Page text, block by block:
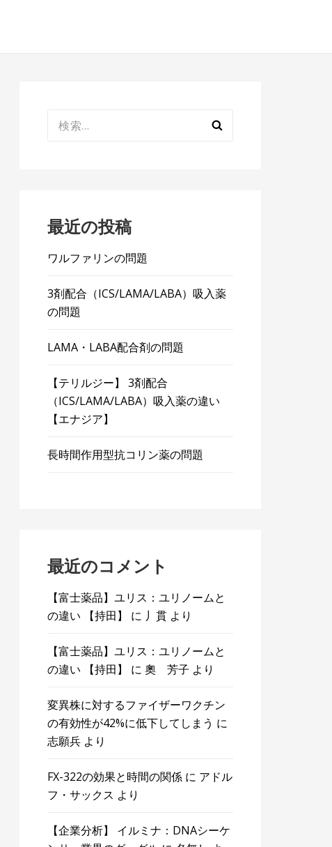
索:
最近の投稿
ワルファリンの問題
3剤配合（ICS/LAMA/LABA）吸入薬
の問題
LAMA・LABA配合剤の問題
【テリルジー】 3剤配合
（ICS/LAMA/LABA）吸入薬の違い
【エナジア】
長時間作用型抗コリン薬の問題
最近のコメント
【富士薬品】ユリス：ユリノームと
の違い 【持田】
に 丿貫 より
【富士薬品】ユリス：ユリノームと
の違い 【持田】
に奧 芳子 より
変異株に対するファイザーワクチン
の有効性が42%に低下してしまう に
志願兵 より
FX-322の効果と時間の関係 に アドル
フ・サックス より
【企業分析】 イルミナ：DNAシーケ